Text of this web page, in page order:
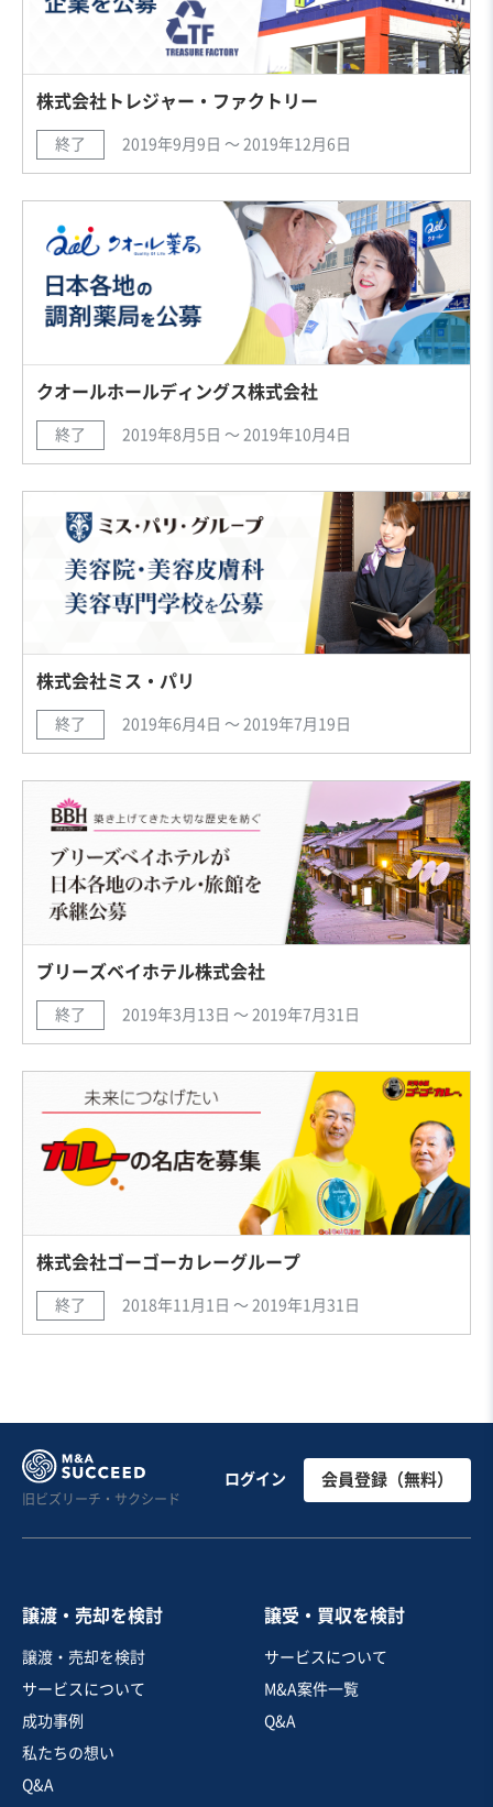
株式会社トレジャー・ファクトリー
終了 2019年9月9日 〜 2019年12月6日
クオールホールディングス株式会社
終了 2019年8月5日 〜 2019年10月4日
株式会社ミス・パリ
終了 2019年6月4日 〜 2019年7月19日
ブリーズベイホテル株式会社
終了 2019年3月13日 〜 2019年7月31日
株式会社ゴーゴーカレーグループ
終了 2018年11月1日 〜 2019年1月31日
旧ビズリーチ・サクシード
ログイン 会員登録（無料）
譲渡・売却を検討
譲渡・売却を検討
サービスについて
成功事例
私たちの想い
Q&A
譲受・買収を検討
サービスについて
M&A案件一覧
Q&A